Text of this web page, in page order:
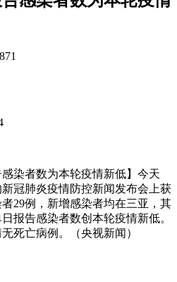
871
者数为本轮疫情新低】今天
新冠肺炎疫情防控新闻发布会上获
29例，新增感染者均在三亚，其
报告感染者数创本轮疫情新低。
死亡病例。（央视新闻）